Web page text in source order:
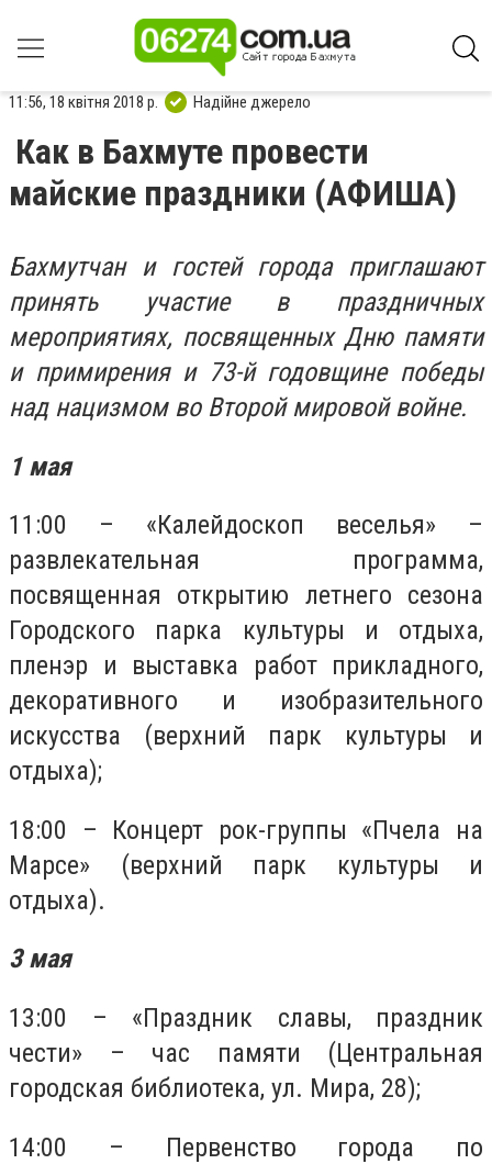
11:56, 18 квітня 2018 р. Надійне джерело
Как в Бахмуте провести
майские праздники (АФИША)
Бахмутчан и гостей города приглашают
принять участие в праздничных
мероприятиях, посвященных Дню памяти
и примирения и 73-й годовщине победы
над нацизмом во Второй мировой войне.
1 мая
11:00 – «Калейдоскоп веселья» –
развлекательная программа,
посвященная открытию летнего сезона
Городского парка культуры и отдыха,
пленэр и выставка работ прикладного,
декоративного и изобразительного
искусства (верхний парк культуры и
отдыха);
18:00 – Концерт рок-группы «Пчела на
Марсе» (верхний парк культуры и
отдыха).
3 мая
13:00 – «Праздник славы, праздник
чести» – час памяти (Центральная
городская библиотека, ул. Мира, 28);
14:00 – Первенство города по